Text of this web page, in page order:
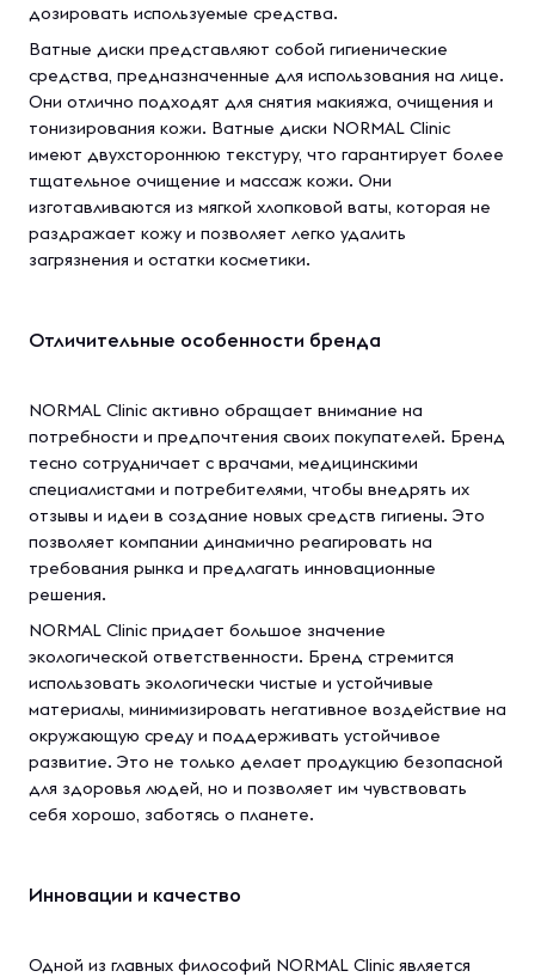
дозировать используемые средства.
Ватные диски представляют собой гигиенические
средства, предназначенные для использования на лице.
Они отлично подходят для снятия макияжа, очищения и
тонизирования кожи. Ватные диски NORMAL Clinic
имеют двухстороннюю текстуру, что гарантирует более
тщательное очищение и массаж кожи. Они
изготавливаются из мягкой хлопковой ваты, которая не
раздражает кожу и позволяет легко удалить
загрязнения и остатки косметики.
Отличительные особенности бренда
NORMAL Clinic активно обращает внимание на
потребности и предпочтения своих покупателей. Бренд
тесно сотрудничает с врачами, медицинскими
специалистами и потребителями, чтобы внедрять их
отзывы и идеи в создание новых средств гигиены. Это
позволяет компании динамично реагировать на
требования рынка и предлагать инновационные
решения.
NORMAL Clinic придает большое значение
экологической ответственности. Бренд стремится
использовать экологически чистые и устойчивые
материалы, минимизировать негативное воздействие на
окружающую среду и поддерживать устойчивое
развитие. Это не только делает продукцию безопасной
для здоровья людей, но и позволяет им чувствовать
себя хорошо, заботясь о планете.
Инновации и качество
Одной из главных философий NORMAL Clinic является